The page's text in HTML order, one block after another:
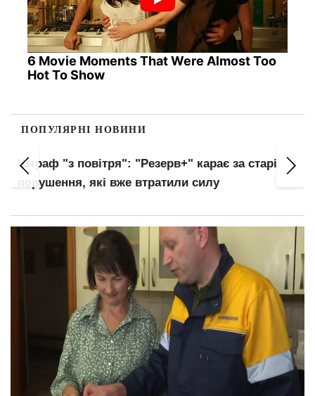
6 Movie Moments That Were Almost Too
Hot To Show
ПОПУЛЯРНІ НОВИНИ
Українців автоматично внесуть до баз ТЦК:
нові правила військового обліку